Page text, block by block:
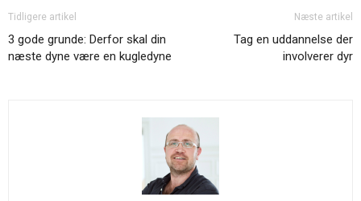
Tidligere artikel
3 gode grunde: Derfor skal din
næste dyne være en kugledyne
Næste artikel
Tag en uddannelse der
involverer dyr